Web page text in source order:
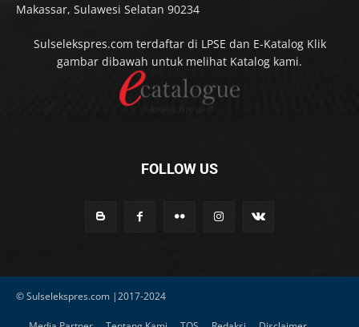
Makassar, Sulawesi Selatan 90234
Sulselekspres.com terdaftar di LPSE dan E-Katalog Klik
gambar dibawah untuk melihat Katalog kami.
FOLLOW US
© Sulselekspres.com |2017-2024